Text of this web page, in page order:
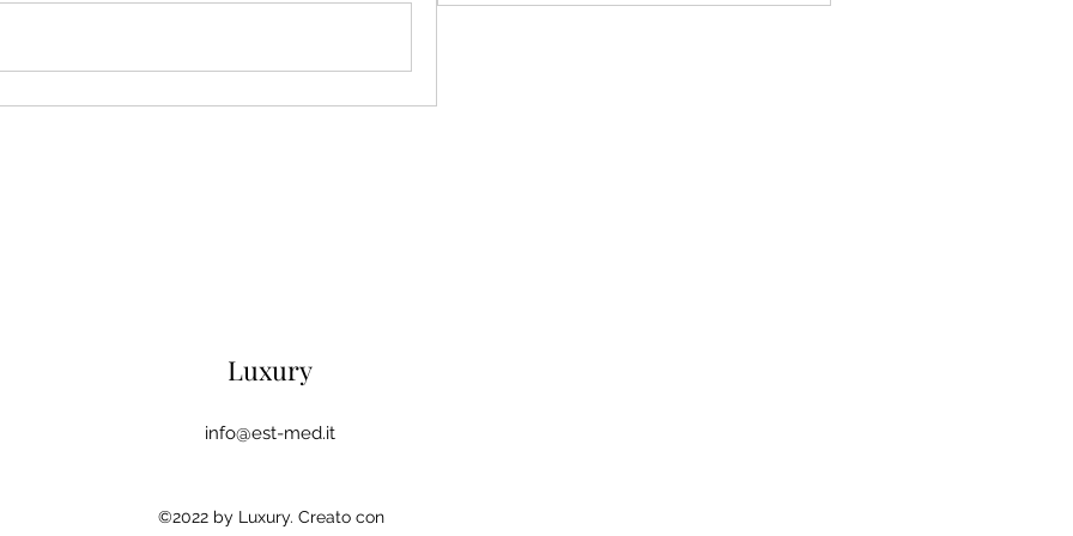
Luxury
info@est-med.it
©2022 by Luxury. Creato con